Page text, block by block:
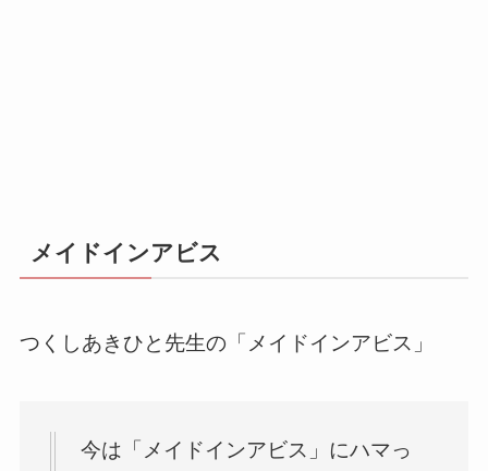
メイドインアビス
つくしあきひと先生の「メイドインアビス」
今は「メイドインアビス」にハマっ